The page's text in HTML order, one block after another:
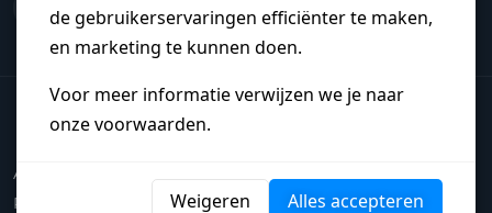
© 2026Loodgieterkoning.nl
Algemene Voorwaarden
Privacyverklaring
Begrippenlijst Steden Sitemap